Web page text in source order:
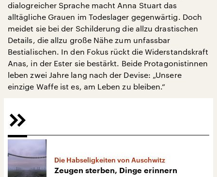
dialogreicher Sprache macht Anna Stuart das
alltägliche Grauen im Todeslager gegenwärtig. Doch
meidet sie bei der Schilderung die allzu drastischen
Details, die allzu große Nähe zum unfassbar
Bestialischen. In den Fokus rückt die Widerstandskraft
Anas, in der Ester sie bestärkt. Beide Protagonistinnen
leben zwei Jahre lang nach der Devise: „Unsere
einzige Waffe ist es, am Leben zu bleiben.“
Die Habseligkeiten von Auschwitz
Zeugen sterben, Dinge erinnern